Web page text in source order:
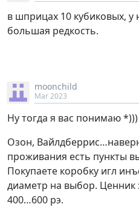
в шприцах 10 кубиковых, у
большая редкость.
moonchild
Mar 2023
Ну тогда я вас понимаю *)))
Озон,
проживания есть пункты
Покупаете коробку игл
диаметр на выбор. Ценник
400…600 рэ.